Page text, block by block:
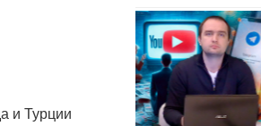
и Турции